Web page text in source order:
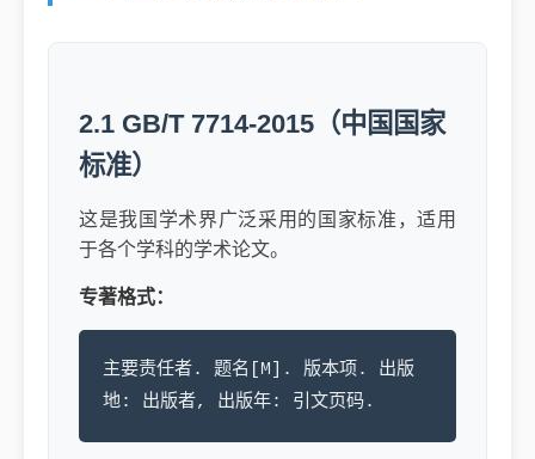
2.1 GB/T 7714-2015（中国国家
标准）
这是我国学术界广泛采用的国家标准，适用
于各个学科的学术论文。
专著格式：
主要责任者. 题名[M]. 版本项. 出版
地: 出版者, 出版年: 引文页码.